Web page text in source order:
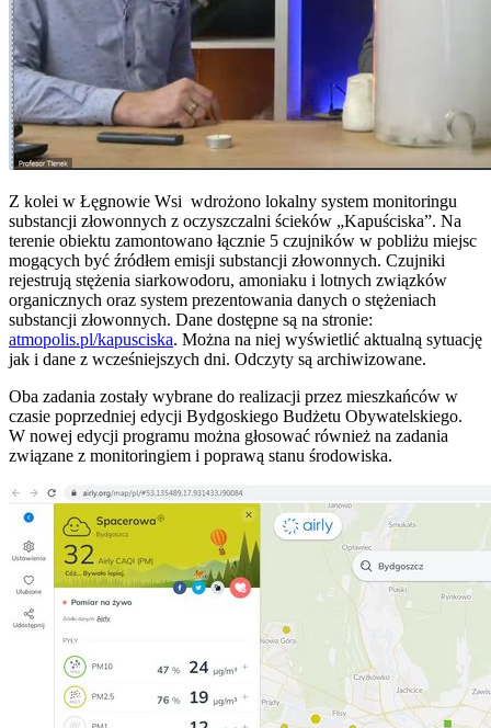
Z kolei w Łęgnowie Wsi wdrożono lokalny system monitoringu
substancji złowonnych z oczyszczalni ścieków „Kapuściska”. Na
terenie obiektu zamontowano łącznie 5 czujników w pobliżu miejsc
mogących być źródłem emisji substancji złowonnych. Czujniki
rejestrują stężenia siarkowodoru, amoniaku i lotnych związków
organicznych oraz system prezentowania danych o stężeniach
substancji złowonnych. Dane dostępne są na stronie:
atmopolis.pl/kapusciska. Można na niej wyświetlić aktualną sytuację
jak i dane z wcześniejszych dni. Odczyty są archiwizowane.
Oba zadania zostały wybrane do realizacji przez mieszkańców w
czasie poprzedniej edycji Bydgoskiego Budżetu Obywatelskiego.
W nowej edycji programu można głosować również na zadania
związane z monitoringiem i poprawą stanu środowiska.